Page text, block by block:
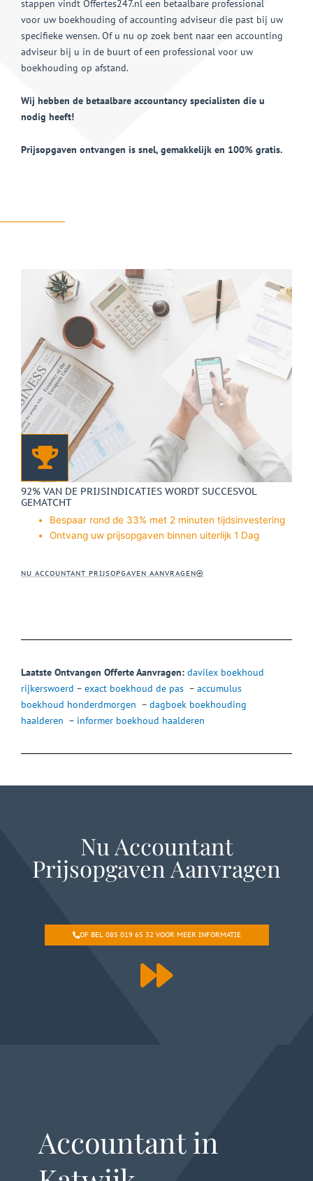
stappen vindt Offertes247.nl een betaalbare professional
voor uw boekhouding of accounting adviseur die past bij uw
specifieke wensen. Of u nu op zoek bent naar een accounting
adviseur bij u in de buurt of een professional voor uw
boekhouding op afstand.
Wij hebben de betaalbare accountancy specialisten die u
nodig heeft!
Prijsopgaven ontvangen is snel, gemakkelijk en 100% gratis.
92% VAN DE PRIJSINDICATIES WORDT SUCCESVOL
GEMATCHT
Bespaar rond de 33% met 2 minuten tijdsinvestering
Ontvang uw prijsopgaven binnen uiterlijk 1 Dag
NU ACCOUNTANT PRIJSOPGAVEN AANVRAGEN
Laatste Ontvangen Offerte Aanvragen: davilex boekhoud
rijkerswoerd – exact boekhoud de pas – accumulus
boekhoud honderdmorgen – dagboek boekhouding
haalderen – informer boekhoud haalderen
Nu Accountant
Prijsopgaven Aanvragen
OF BEL 085 019 65 32 VOOR MEER INFORMATIE
Accountant in